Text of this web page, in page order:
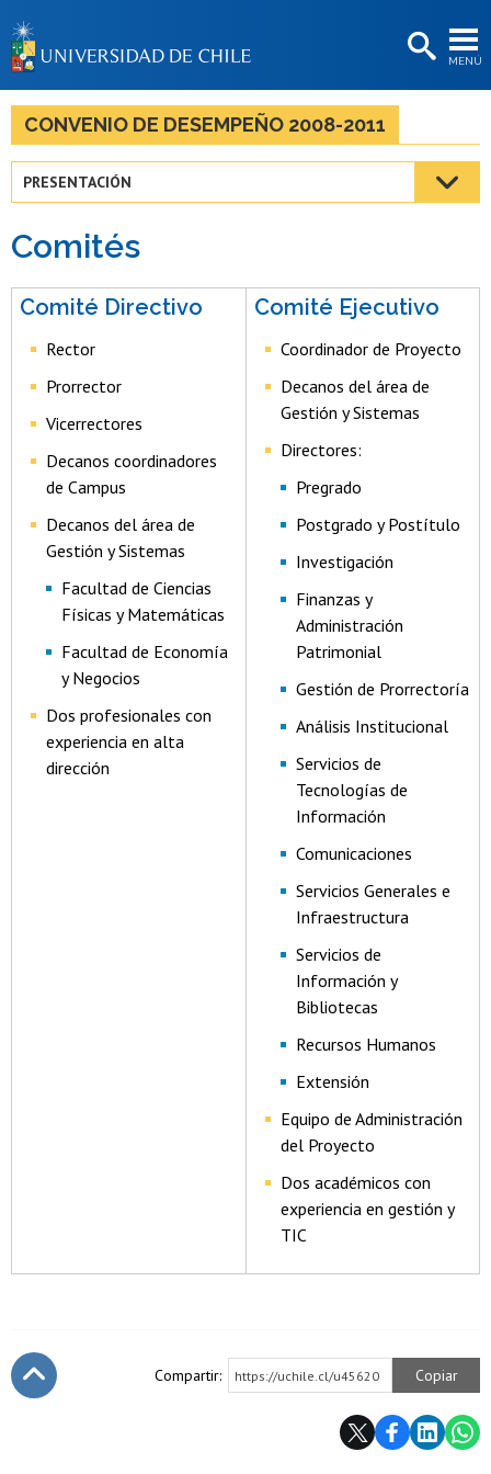
MENÚ
BIBLIOTECAS
LA UNIVERSIDAD
Estudiantes
Funcionarias/os
CONVENIO DE DESEMPEÑO 2008-2011
PRESENTACIÓN
Comités
Comité Directivo
Rector
Prorrector
Vicerrectores
Decanos coordinadores
de Campus
Decanos del área de
Gestión y Sistemas
Facultad de Ciencias
Físicas y Matemáticas
Facultad de Economía
y Negocios
Dos profesionales con
experiencia en alta
dirección
Comité Ejecutivo
Coordinador de Proyecto
Decanos del área de
Gestión y Sistemas
Directores:
Pregrado
Postgrado y Postítulo
Investigación
Finanzas y
Administración
Patrimonial
Gestión de Prorrectoría
Análisis Institucional
Servicios de
Tecnologías de
Información
Comunicaciones
Servicios Generales e
Infraestructura
Servicios de
Información y
Bibliotecas
Recursos Humanos
Extensión
Equipo de Administración
del Proyecto
Dos académicos con
experiencia en gestión y
TIC
Compartir: https://uchile.cl/u45620 Copiar